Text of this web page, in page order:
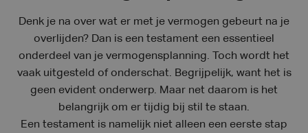
Denk je na over wat er met je vermogen gebeurt na je
overlijden? Dan is een testament een essentieel
onderdeel van je vermogensplanning. Toch wordt het
vaak uitgesteld of onderschat. Begrijpelijk, want het is
geen evident onderwerp. Maar net daarom is het
belangrijk om er tijdig bij stil te staan.
Een testament is namelijk niet alleen een eerste stap